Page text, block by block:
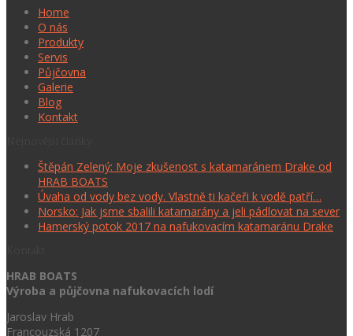
Home
O nás
Produkty
Servis
Půjčovna
Galerie
Blog
Kontakt
Štěpán Zelený: Moje zkušenost s katamaránem Drake od
HRAB BOATS
Úvaha od vody bez vody. Vlastně ti kačeři k vodě patří…
Norsko: Jak jsme sbalili katamarány a jeli pádlovat na sever
Hamerský potok 2017 na nafukovacím katamaránu Drake
HRAB BOATS
Výroba a půjčovna nafukovacích lodí
Jaroslav Hrab
Francouzská 1207